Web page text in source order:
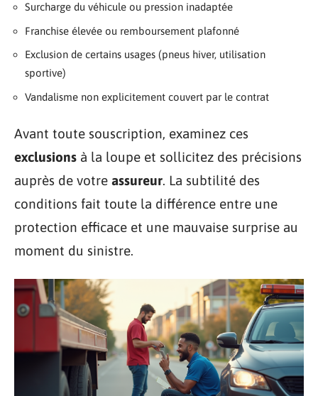
Surcharge du véhicule ou pression inadaptée
Franchise élevée ou remboursement plafonné
Exclusion de certains usages (pneus hiver, utilisation
sportive)
Vandalisme non explicitement couvert par le contrat
Avant toute souscription, examinez ces
exclusions à la loupe et sollicitez des précisions
auprès de votre assureur. La subtilité des
conditions fait toute la différence entre une
protection efficace et une mauvaise surprise au
moment du sinistre.